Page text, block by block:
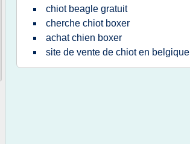
chiot beagle gratuit
cherche chiot boxer
achat chien boxer
site de vente de chiot en belgique